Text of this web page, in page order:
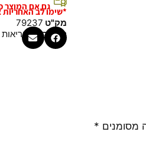
גם אם המוצר*שימו לב
מק"ט 79237
קטגוריות
מסומנים *